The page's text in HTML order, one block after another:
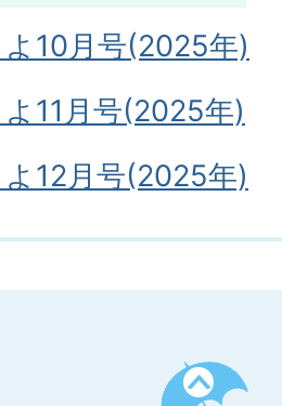
10月号(2025年)
11月号(2025年)
12月号(2025年)
ペ